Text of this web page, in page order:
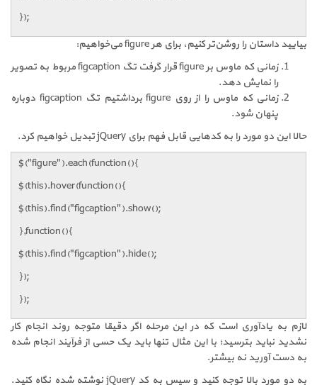
});
بیایید داستان را روشن‌تر کنیم، برای هر figure می‌خواهیم:
زمانی که ماوس بر figure قرار گرفت تگ figcaption مربوط به تصویر
را نمایش دهد.
زمانی که ماوس را از روی figure برداشتیم تگ figcaption دوباره
پنهان شود.
حالا این دو مورد را به کدهایی قابل فهم برای jQuery تبدیل خواهیم کرد.
$("figure").each(function(){
$(this).hover(function(){
$(this).find("figcaption").show();
},function(){
$(this).find("figcaption").hide();
});
});
لازم به یادآوری است که در این مرحله اگر دقیقا متوجه روند انجام کار
نشدید نباید بترسید؛ با این مثال تنها باید یک حسی از فرآیند انجام شده
به دست آورید نه بیشتر.
به دو مورد بالا توجه کنید و سپس به کد jQuery نوشته شده نگاه کنید.